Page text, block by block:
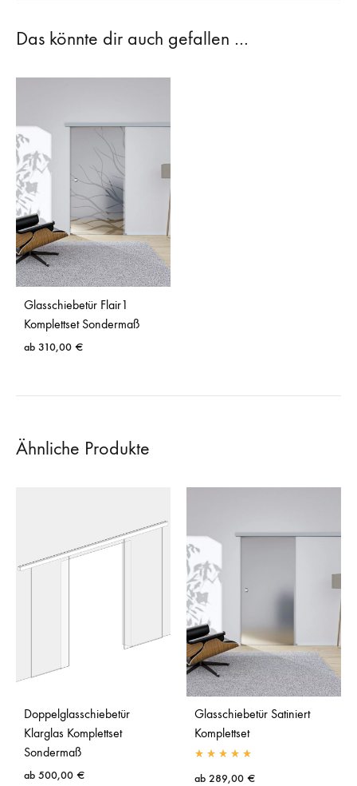
Das könnte dir auch gefallen …
Glasschiebetür Flair1
Komplettset Sondermaß
ab 310,00 €
Ähnliche Produkte
Doppelglasschiebetür
Klarglas Komplettset
Sondermaß
ab 500,00 €
Glasschiebetür Satiniert
Komplettset
ab 289,00 €